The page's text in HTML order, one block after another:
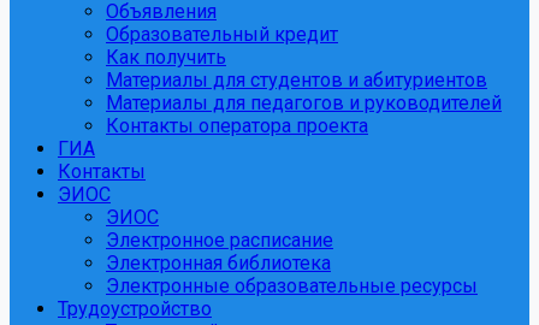
Объявления
Образовательный кредит
Как получить
Материалы для студентов и абитуриентов
Материалы для педагогов и руководителей
Контакты оператора проекта
ГИА
Контакты
ЭИОС
ЭИОС
Электронное расписание
Электронная библиотека
Электронные образовательные ресурсы
Трудоустройство